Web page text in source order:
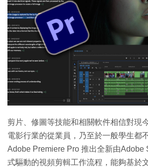
剪片、修圖等技能和相關軟件相信對現
電影行業的從業員，乃至於一般學生都
Adobe Premiere Pro 推出全新由Adobe
式驅動的視頻剪輯工作流程，能夠基於